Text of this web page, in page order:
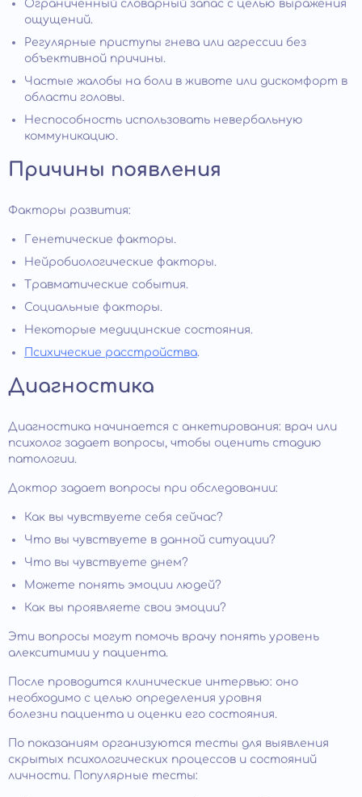
Ограниченный словарный запас с целью выражения
ощущений.
Регулярные приступы гнева или агрессии без
объективной причины.
Частые жалобы на боли в животе или дискомфорт в
области головы.
Неспособность использовать невербальную
коммуникацию.
Причины появления
Факторы развития:
Генетические факторы.
Нейробиологические факторы.
Травматические события.
Социальные факторы.
Некоторые медицинские состояния.
Психические расстройства.
Диагностика
Диагностика начинается с анкетирования: врач или
психолог задает вопросы, чтобы оценить стадию
патологии.
Доктор задает вопросы при обследовании:
Как вы чувствуете себя сейчас?
Что вы чувствуете в данной ситуации?
Что вы чувствуете днем?
Можете понять эмоции людей?
Как вы проявляете свои эмоции?
Эти вопросы могут помочь врачу понять уровень
алекситимии у пациента.
После проводится клинические интервью: оно
необходимо с целью определения уровня
болезни пациента и оценки его состояния.
По показаниям организуются тесты для выявления
скрытых психологических процессов и состояний
личности. Популярные тесты: